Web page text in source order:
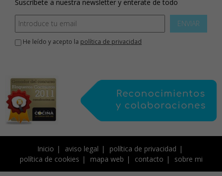
Suscríbete a nuestra newsletter y enterate de todo
ENVIAR
He leído y acepto la política de privacidad
Inicio aviso legal
política de privacidad
política de cookies
mapa web contacto sobre mi